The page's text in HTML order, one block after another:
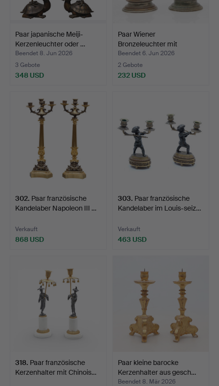
Paar japanische Meiji-
Kerzenleuchter oder …
Beendet 8. Jun 2026
3 Gebote
348 USD
Paar Wiener
Bronzeleuchter mit
Hundefigure…
Beendet 6. Jun 2026
2 Gebote
232 USD
302. Paar französische
Kandelaber Napoleon III …
Verkauft
868 USD
303. Paar französische
Kandelaber im Louis-seiz…
Verkauft
463 USD
318. Paar französische
Kerzenhalter mit Chinois…
Paar kleine barocke
Kerzenhalter aus gesch…
Beendet 8. Mär 2026